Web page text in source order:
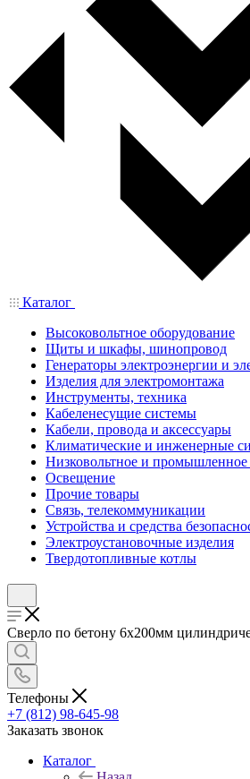
Каталог
Высоковольтное оборудование
Щиты и шкафы, шинопровод
Генераторы электроэнергии и
Изделия для электромонтажа
Инструменты, техника
Кабеленесущие системы
Кабели, провода и аксессуары
Климатические и инженерные
Низковольтное и промышленное
Освещение
Прочие товары
Связь, телекоммуникации
Устройства и средства
Электроустановочные изделия
Твердотопливные котлы
Сверло по бетону 6х200мм
Телефоны
+7 (812) 98-645-98
Заказать звонок
Каталог